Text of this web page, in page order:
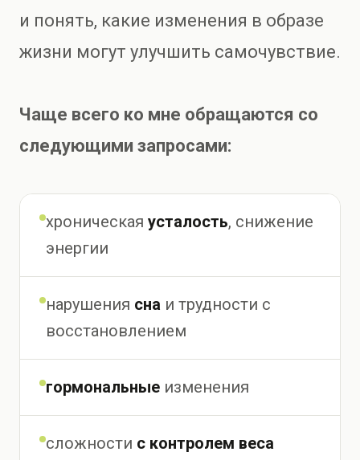
и понять, какие изменения в образе
жизни могут улучшить самочувствие.
Чаще всего ко мне обращаются со
следующими запросами:
хроническая усталость, снижение
энергии
нарушения сна и трудности с
восстановлением
гормональные изменения
сложности с контролем веса